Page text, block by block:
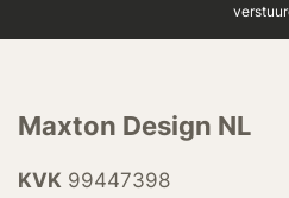
Maxton Design NL
KVK 99447398